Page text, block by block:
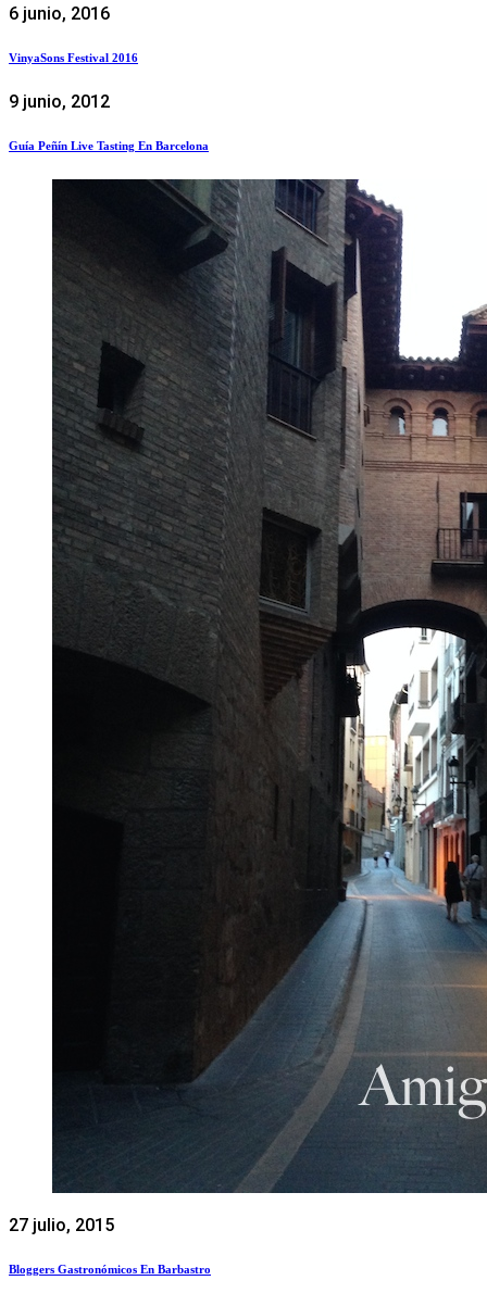
6 junio, 2016
VinyaSons Festival 2016
9 junio, 2012
Guía Peñín Live Tasting En Barcelona
27 julio, 2015
Bloggers Gastronómicos En Barbastro